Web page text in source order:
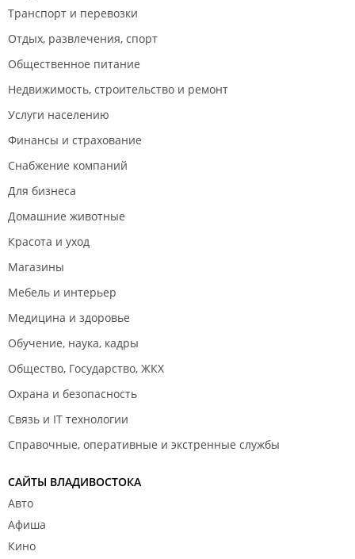
Транспорт и перевозки
Отдых, развлечения, спорт
Общественное питание
Недвижимость, строительство и ремонт
Услуги населению
Финансы и страхование
Снабжение компаний
Для бизнеса
Домашние животные
Красота и уход
Магазины
Мебель и интерьер
Медицина и здоровье
Обучение, наука, кадры
Общество, Государство, ЖКХ
Охрана и безопасность
Связь и IT технологии
Справочные, оперативные и экстренные службы
САЙТЫ ВЛАДИВОСТОКА
Авто
Афиша
Кино